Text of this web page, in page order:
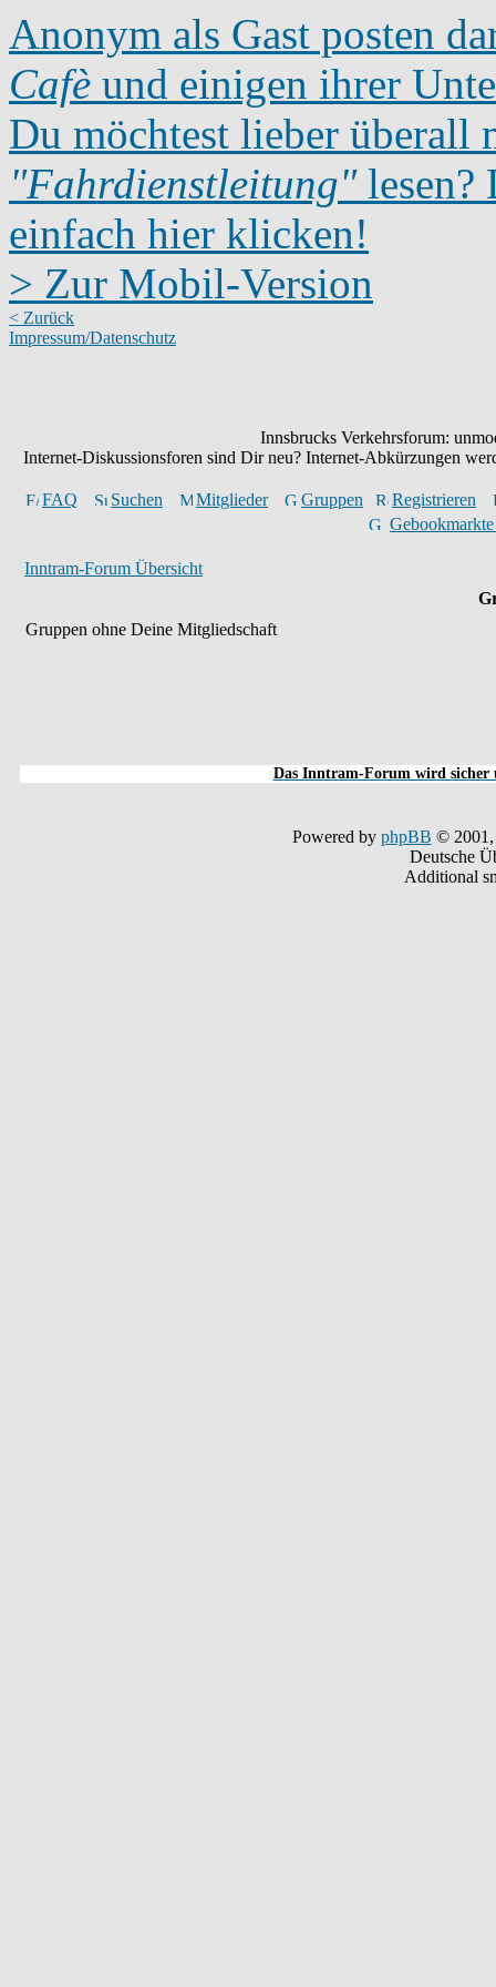
Anonym als Gast posten
Cafè und einigen ihrer
Du möchtest lieber überall
"Fahrdienstleitung"lesen?
einfach hier klicken!
> Zur Mobil-Version
< Zurück
Impressum/Datenschutz
Innsbrucks Verkehrsforum:
Internet-Diskussionsforen sind Dir neu? Internet-Abkürzungen
FAQ Suchen Mitglieder Gruppen
Registrieren
Inntram-Forum Übersicht
Gruppen ohne Deine Mitgliedschaft
Das Inntram-Forum wird sicher
Powered by phpBB © 2001,
Deutsche
Additional